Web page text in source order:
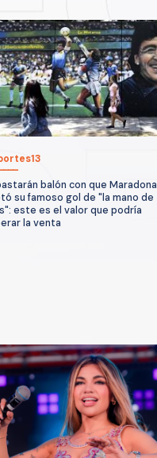
balón con que Maradona
su famoso gol de "la mano de
este es el valor que podría
la venta